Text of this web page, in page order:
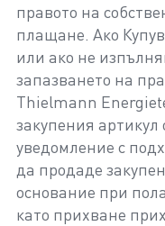
правото на
плащане. Ако
или ако не
запазването на
Thielmann
закупения артикул
уведомление с
да продаде
основание при
като прихване